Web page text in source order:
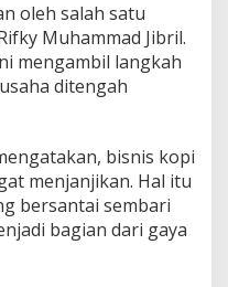
oleh salah satu
Muhammad Jibril.
mengambil langkah
ditengah
bisnis kopi
menjanjikan. Hal itu
bersantai sembari
bagian dari gaya